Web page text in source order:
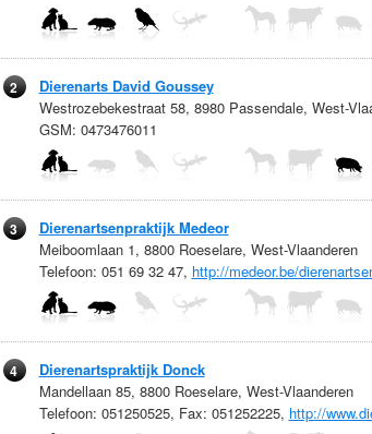
2 Dierenarts David Goussey
Westrozebekestraat 58, 8980 Passendale, West-
GSM: 0473476011
3 Dierenartsenpraktijk Medeor
Meiboomlaan 1, 8800 Roeselare, West-Vlaanderen
Telefoon: 051 69 32 47, http://medeor.be/
4 Dierenartspraktijk Donck
Mandellaan 85, 8800 Roeselare, West-Vlaanderen
Telefoon: 051250525, Fax: 051252225, http://